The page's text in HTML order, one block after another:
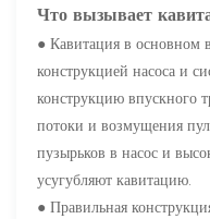
Что вызывает
● Кавитация в основном
конструкцией насоса и
конструкцию впускного
потоки и возмущения
пузырьков в насос и
усугубляют кавитацию.
● Правильная